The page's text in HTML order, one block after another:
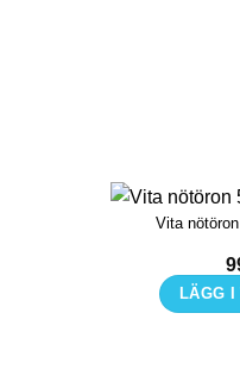
Vita
LÄGG I